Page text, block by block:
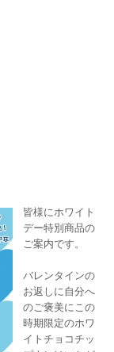
皆様にホワイト
デー特別商品の
ご案内です。
バレンタインの
お返しに自分へ
のご褒美にこの
時期限定のホワ
イトチョコチッ